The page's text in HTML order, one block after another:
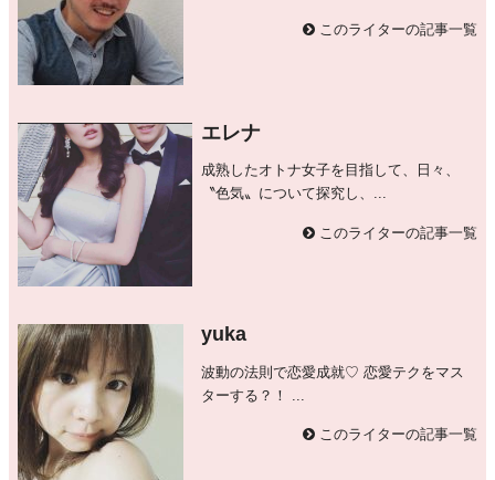
このライターの記事一覧
エレナ
成熟したオトナ女子を目指して、日々、
〝色気〟について探究し、...
このライターの記事一覧
yuka
波動の法則で恋愛成就♡ 恋愛テクをマス
ターする？！ ...
このライターの記事一覧